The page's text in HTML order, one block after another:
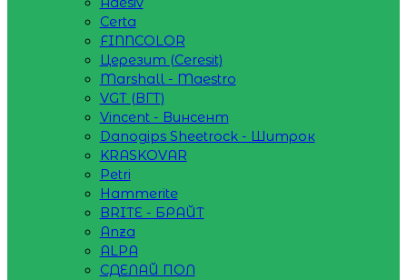
Certa
FINNCOLOR
Церезит (Ceresit)
Marshall - Maestro
VGT (ВГТ)
Vincent - Винсент
Danogips Sheetrock - Шитрок
KRASKOVAR
Petri
Hammerite
BRITE - БРАЙТ
Anza
ALPA
СДЕЛАЙ ПОЛ